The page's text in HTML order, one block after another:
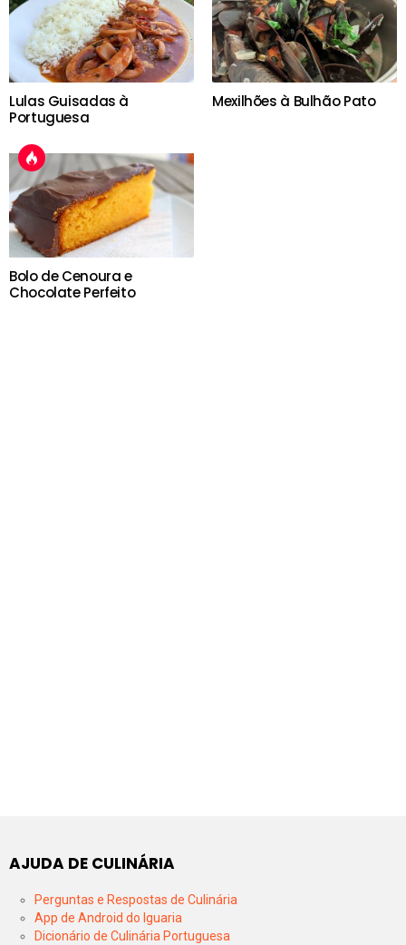
Lulas Guisadas à
Portuguesa
Mexilhões à Bulhão Pato
Bolo de Cenoura e
Chocolate Perfeito
AJUDA DE CULINÁRIA
Perguntas e Respostas de Culinária
App de Android do Iguaria
Dicionário de Culinária Portuguesa